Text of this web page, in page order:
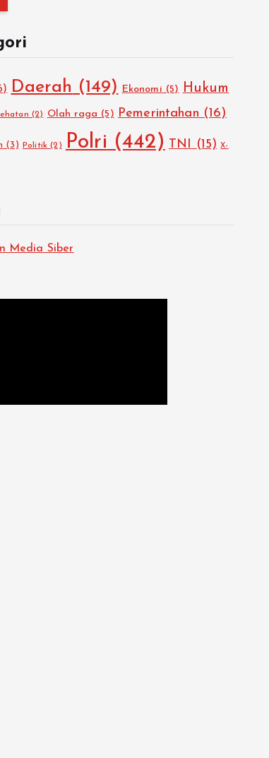
Daerah (149) Ekonomi (5) Hukum
(2) Olah raga (5) Pemerintahan (16)
(3) Politik (2) Polri (442) TNI (15) X-
Media Siber